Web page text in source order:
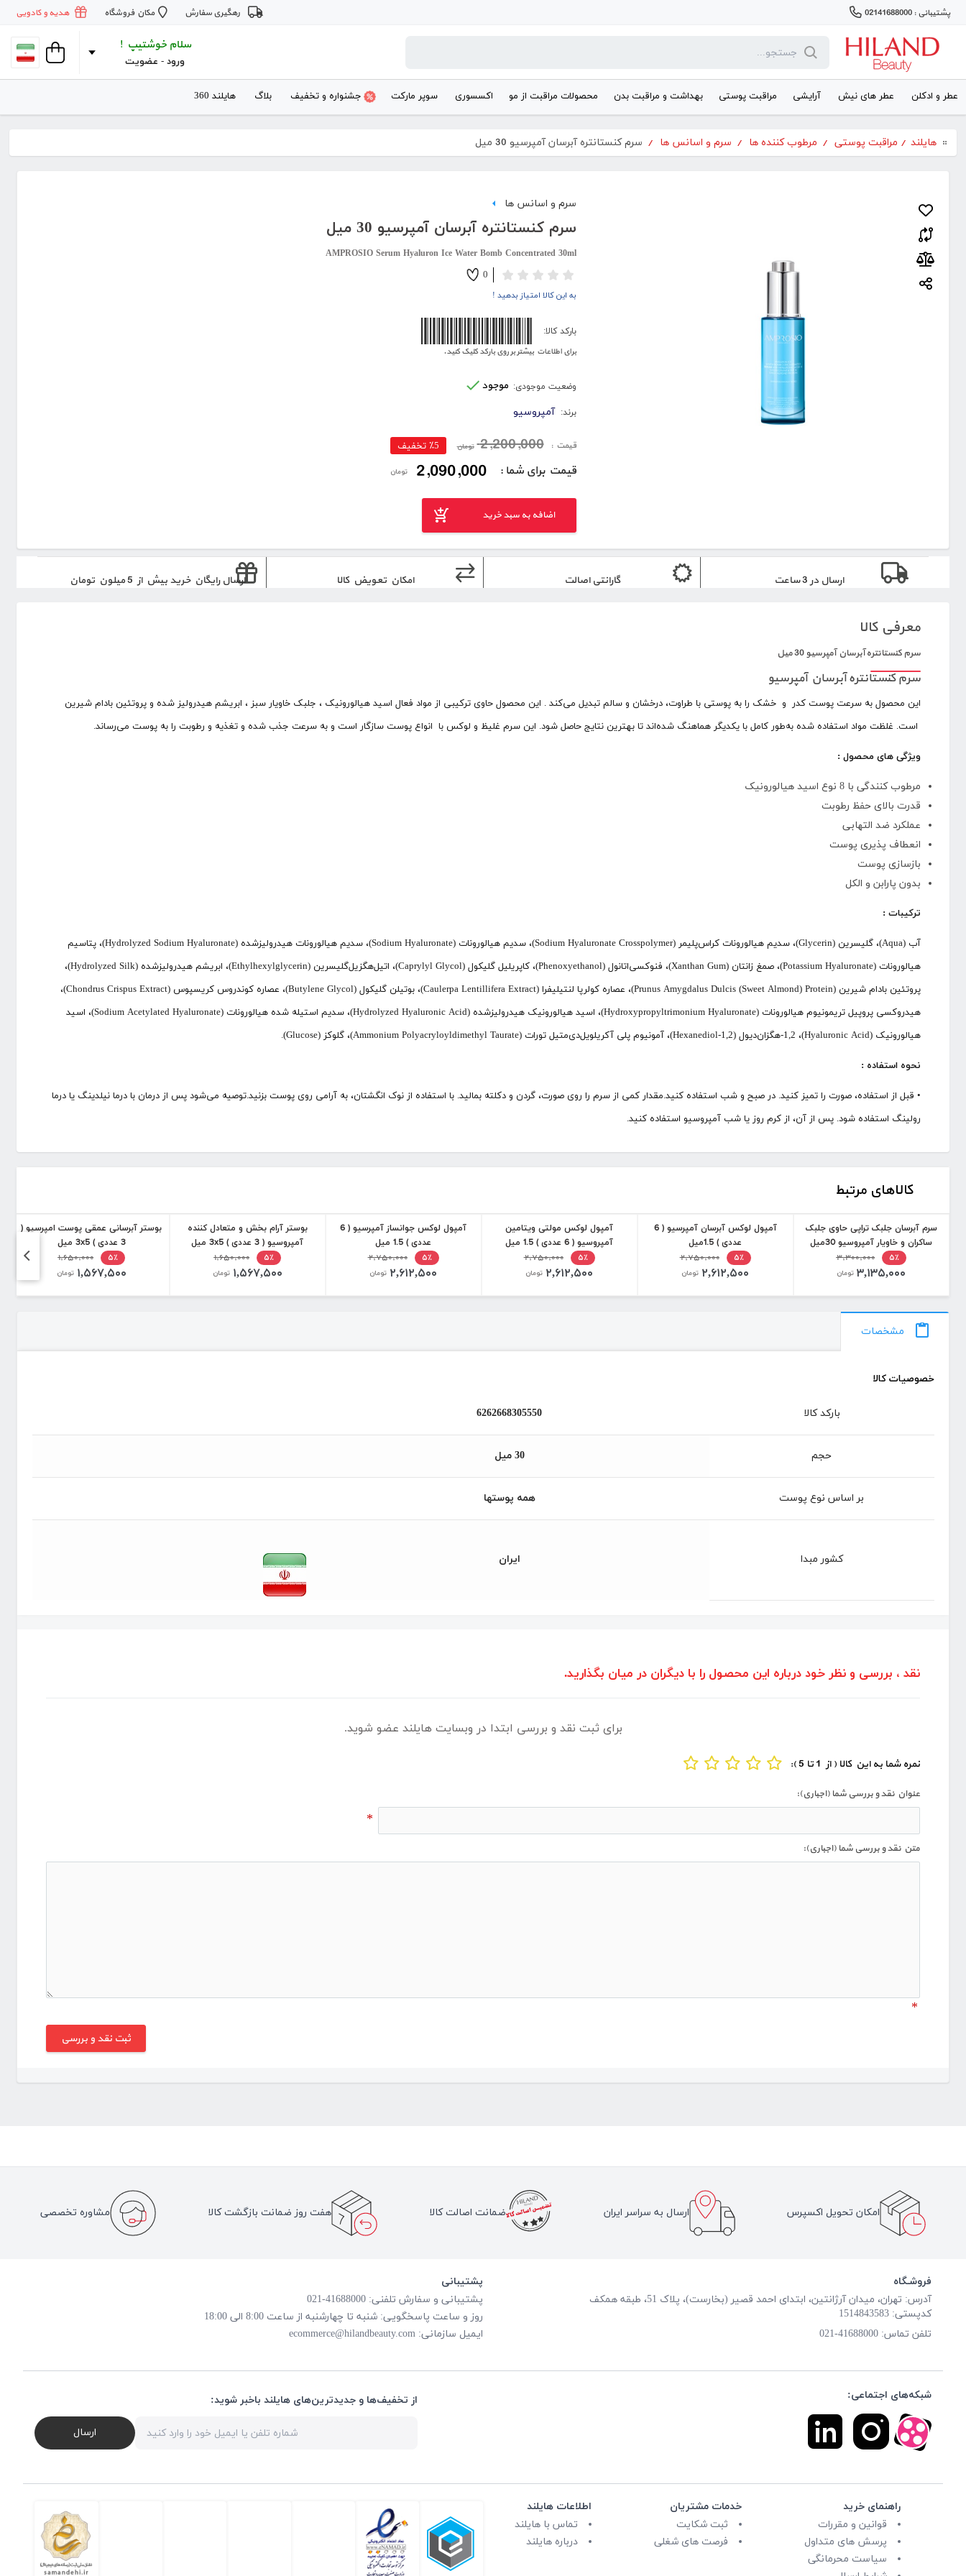
پشتیبانی : 02141688000 رهگیری سفارش مکان فروشگاه هدیه و کادویی
سلام خوشتیپ !
ورود - عضویت
عطر و ادکلن عطر های نیش آرایشی مراقبت پوستی بهداشت و مراقبت بدن محصولات مراقبت از مو اکسسوری سوپر مارکت جشنواره و تخفیف بلاگ هایلند 360
هایلند / مراقبت پوستی / مرطوب کننده ها / سرم و اسانس ها / سرم کنستانتره آبرسان آمپرسیو 30 میل
سرم و اسانس ها
سرم کنستانتره آبرسان آمپرسیو 30 میل
AMPROSIO Serum Hyaluron Ice Water Bomb Concentrated 30ml
0
به این کالا امتیاز بدهید !
بارکد کالا:
برای اطلاعات بیشتر بر روی بارکد کلیک کنید.
وضعیت موجودی: موجود
برند: آمپروسیو
قیمت : 2,200,000 تومان ٪5 تخفیف
قیمت برای شما : 2,090,000 تومان
اضافه به سبد خرید
ارسال در 3 ساعت گارانتی اصالت امکان تعویض کالا ارسال رایگان خرید بیش از 5 میلون تومان
معرفی کالا
سرم کنستانتره آبرسان آمپرسیو 30 میل
سرم کنستانتره آبرسان آمپرسیو
این محصول به سرعت پوست کدر و خشک را به پوستی با طراوت، درخشان و سالم تبدیل می‌کند . این محصول حاوی ترکیبی از مواد فعال اسید هیالورونیک ، جلبک خاویار سبز ، ابریشم هیدرولیز شده و پروتئین بادام شیرین
است. غلظت مواد استفاده شده به‌طور کامل با یکدیگر هماهنگ شده‌اند تا بهترین نتایج حاصل شود. این سرم غلیظ و لوکس با انواع پوست سازگار است و به سرعت جذب شده و تغذیه و رطوبت را به پوست می‌رساند.
ویژگی های محصول :
مرطوب کنندگی با 8 نوع اسید هیالورونیک
قدرت بالای حفظ رطوبت
عملکرد ضد التهابی
انعطاف پذیری پوست
بازسازی پوست
بدون پارابن و الکل
ترکیبات :
آب (Aqua)، گلیسرین (Glycerin)، سدیم هیالورونات کراس‌پلیمر (Sodium Hyaluronate Crosspolymer)، سدیم هیالورونات (Sodium Hyaluronate)، سدیم هیالورونات هیدرولیزشده (Hydrolyzed Sodium Hyaluronate)، پتاسیم
هیالورونات (Potassium Hyaluronate)، صمغ زانتان (Xanthan Gum)، فنوکسی‌اتانول (Phenoxyethanol)، کاپریلیل گلیکول (Caprylyl Glycol)، اتیل‌هگزیل‌گلیسرین (Ethylhexylglycerin)، ابریشم هیدرولیزشده (Hydrolyzed Silk)،
پروتئین بادام شیرین (Prunus Amygdalus Dulcis (Sweet Almond) Protein)، عصاره کولرپا لنتیلیفرا (Caulerpa Lentillifera Extract)، بوتیلن گلیکول (Butylene Glycol)، عصاره کوندروس کریسپوس (Chondrus Crispus Extract)،
هیدروکسی پروپیل تریمونیوم هیالورونات (Hydroxypropyltrimonium Hyaluronate)، اسید هیالورونیک هیدرولیزشده (Hydrolyzed Hyaluronic Acid)، سدیم استیله شده هیالورونات (Sodium Acetylated Hyaluronate)، اسید
هیالورونیک (Hyaluronic Acid)، 1,2-هگزان‌دیول (1,2-Hexanediol)، آمونیوم پلی آکریلویل‌دی‌متیل تورات (Ammonium Polyacryloyldimethyl Taurate)، گلوکز (Glucose).
نحوه استفاده :
• قبل از استفاده، صورت را تمیز کنید. در صبح و شب استفاده کنید.مقدار کمی از سرم را روی صورت، گردن و دکلته بمالید. با استفاده از نوک انگشتان، به آرامی روی پوست بزنید.توصیه می‌شود پس از درمان با درما نیلدینگ یا درما
رولینگ استفاده شود. پس از آن، از کرم روز یا شب آمپروسیو استفاده کنید.
کالاهای مرتبط
سرم آبرسان جلبک تراپی حاوی جلبک
ساکران و خاویار آمپروسیو 30میل
۵٪
۳,۳۰۰,۰۰۰
۳,۱۳۵,۰۰۰ تومان
آمپول لوکس آبرسان آمپرسیو ( 6
عددی ) 1.5میل
۵٪
۲,۷۵۰,۰۰۰
۲,۶۱۲,۵۰۰ تومان
آمپول لوکس مولتی ویتامین
آمپروسیو ( 6 عددی ) 1.5 میل
۵٪
۲,۷۵۰,۰۰۰
۲,۶۱۲,۵۰۰ تومان
آمپول لوکس جوانساز آمپرسیو ( 6
عددی ) 1.5 میل
۵٪
۲,۷۵۰,۰۰۰
۲,۶۱۲,۵۰۰ تومان
بوستر آرام بخش و متعادل کننده
آمپروسیو ( 3 عددی ) 3x5 میل
۵٪
۱,۶۵۰,۰۰۰
۱,۵۶۷,۵۰۰ تومان
بوستر آبرسانی عمقی پوست امپرسیو (
3 عددی ) 3x5 میل
۵٪
۱,۶۵۰,۰۰۰
۱,۵۶۷,۵۰۰ تومان
مشخصات
خصوصیات کالا
بارکد کالا 6262668305550
حجم 30 میل
بر اساس نوع پوست همه پوستها
کشور مبدا ایران
نقد ، بررسی و نظر خود درباره این محصول را با دیگران در میان بگذارید.
برای ثبت نقد و بررسی ابتدا در وبسایت هایلند عضو شوید.
نمره شما به این کالا ( از 1 تا 5 ):
عنوان نقد و بررسی شما (اجباری):
*
متن نقد و بررسی شما (اجباری):
*
امکان تحویل اکسپرس ارسال به سراسر ایران ضمانت اصالت کالا هفت روز ضمانت بازگشت کالا مشاوره تخصصی
فروشـگاه
آدرس: تهران، میدان آرژانتین، ابتدای احمد قصیر (بخارست)، پلاک 51، طبقه همکف
کدپستی: 1514843583
تلفن تماس: 41688000-021
پشتیبانی
پشتیبانی و سفارش تلفنی: 41688000-021
روز و ساعت پاسخگویی: شنبه تا چهارشنبه از ساعت 8:00 الی 18:00
ایمیل سازمانی: ecommerce@hilandbeauty.com
شبکه‌های اجتماعی: از تخفیف‌ها و جدیدترین‌های هایلند باخبر شوید:
ارسال
راهنمای خرید
قوانین و مقررات
پرسش های متداول
سیاست محرمانگی
خدمات مشتریان
ثبت شکایت
فرصت های شغلی
اطلاعات هایلند
تماس با هایلند
درباره هایلند